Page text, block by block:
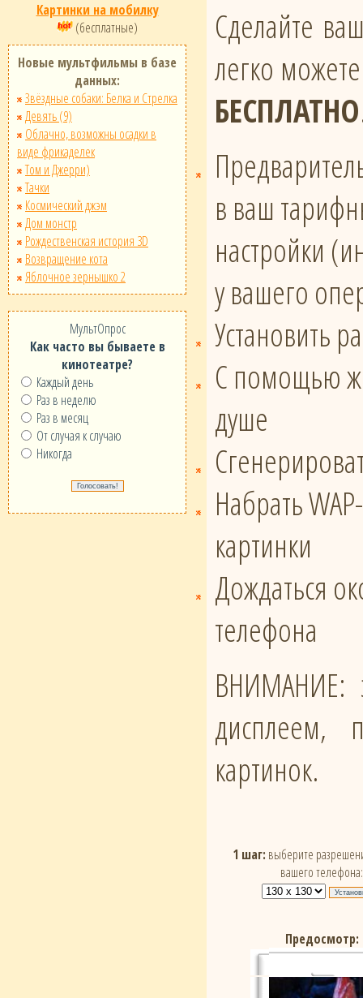
Картинки на мобилку
(бесплатные)
Новые мультфильмы в базе
данных:
Звёздные собаки: Белка и Стрелка
Девять (9)
Облачно, возможны осадки в
виде фрикаделек
Том и Джерри)
Тачки
Космический джэм
Дом монстр
Рождественская история 3D
Возвращение кота
Яблочное зернышко 2
МультОпрос
Как часто вы бываете в
кинотеатре?
Каждый день
Раз в неделю
Раз в месяц
От случая к случаю
Никогда
Сделайте
легко
БЕСПЛАТНО
в ваш
настройки
у вашего
Установить
С помощью
душе
Набрать
картинки
Дождаться
телефона
ВНИМАНИЕ:
дисплеем,
картинок.
1 шаг: выберите
вашего телефона:
Предосмотр: